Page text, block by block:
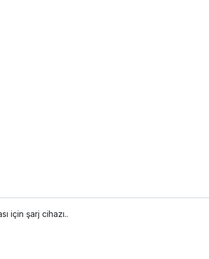
için şarj cihazı..